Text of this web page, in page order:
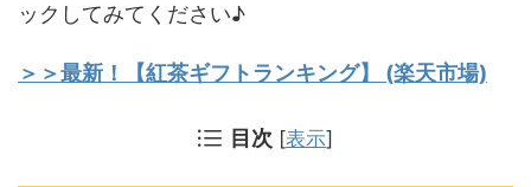
ックしてみてください♪
＞＞最新！【紅茶ギフトランキング】 (楽天市場)
目次 [表示]